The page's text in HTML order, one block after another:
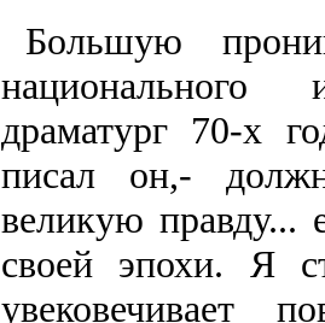
Большую
национального
драматург 70-х
писал он,-
великую правду...
своей эпохи. Я
увековечивает